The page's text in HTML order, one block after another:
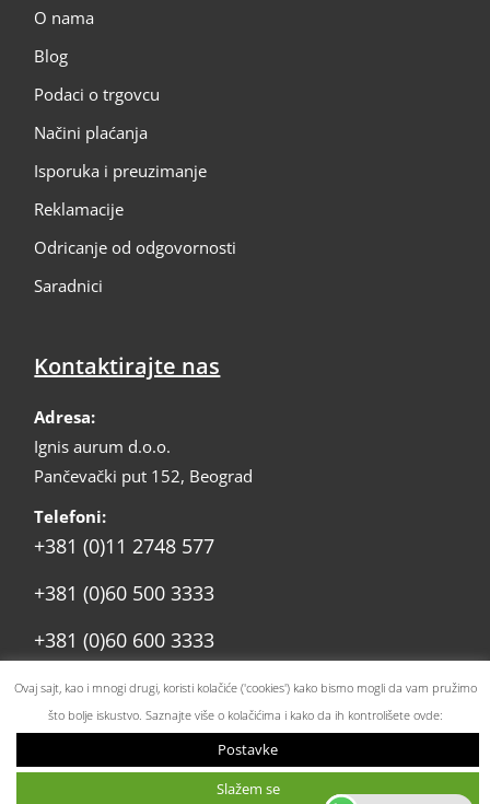
O nama
Blog
Podaci o trgovcu
Načini plaćanja
Isporuka i preuzimanje
Reklamacije
Odricanje od odgovornosti
Saradnici
Kontaktirajte nas
Adresa:
Ignis aurum d.o.o.
Pančevački put 152, Beograd
Telefoni:
+381 (0)11 2748 577
+381 (0)60 500 3333
+381 (0)60 600 3333
Email: prodaja@ignis.rs
© 2025 – Ignis Aurum DOO. Sva prava zadržana. |Politika
privatnosti i kolačića
Ovaj sajt, kao i mnogi drugi, koristi kolačiće ('cookies') kako bismo mogli da vam pružimo
što bolje iskustvo. Saznajte više o kolačićima i kako da ih kontrolišete ovde:
Postavke
Slažem se